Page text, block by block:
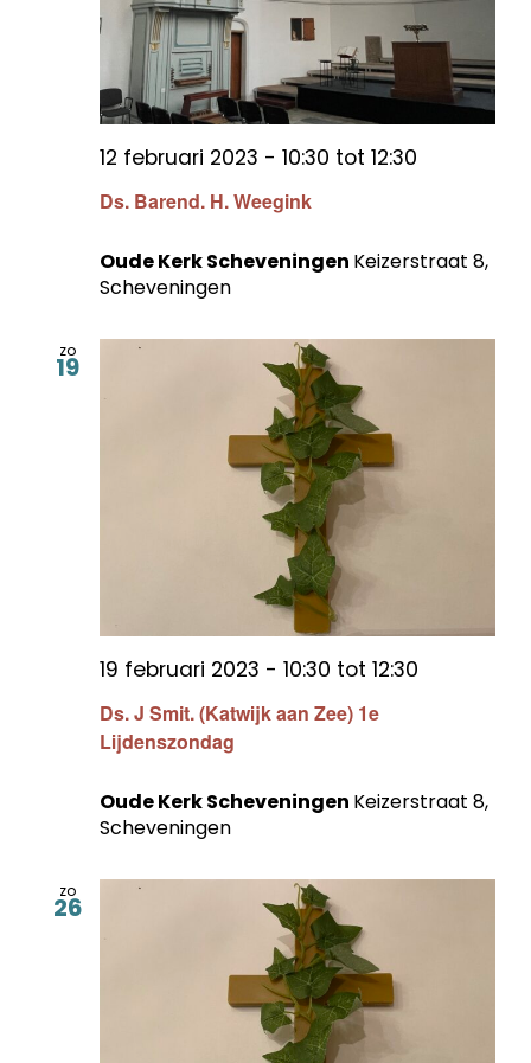
Ds. Barend. H. Weegink
12 februari 2023 - 10:30 tot 12:30
Oude Kerk Scheveningen Keizerstraat 8,
Scheveningen
zo
19
Ds. J Smit. (Katwijk aan Zee) 1e
Lijdenszondag
19 februari 2023 - 10:30 tot 12:30
Oude Kerk Scheveningen Keizerstraat 8,
Scheveningen
zo
26